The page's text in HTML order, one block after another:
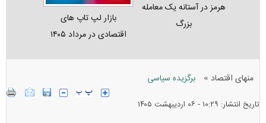
هرمز در آستانه یک معامله
بزرگ
بازار لپ‌ تاپ‌ های
اقتصادی در مرداد ۱۴۰۵
منهای اقتصاد » برگزیده سیاسی
تاریخ انتشار: ۱۰:۲۹ - ۰۶ ارديبهشت ۱۴۰۵